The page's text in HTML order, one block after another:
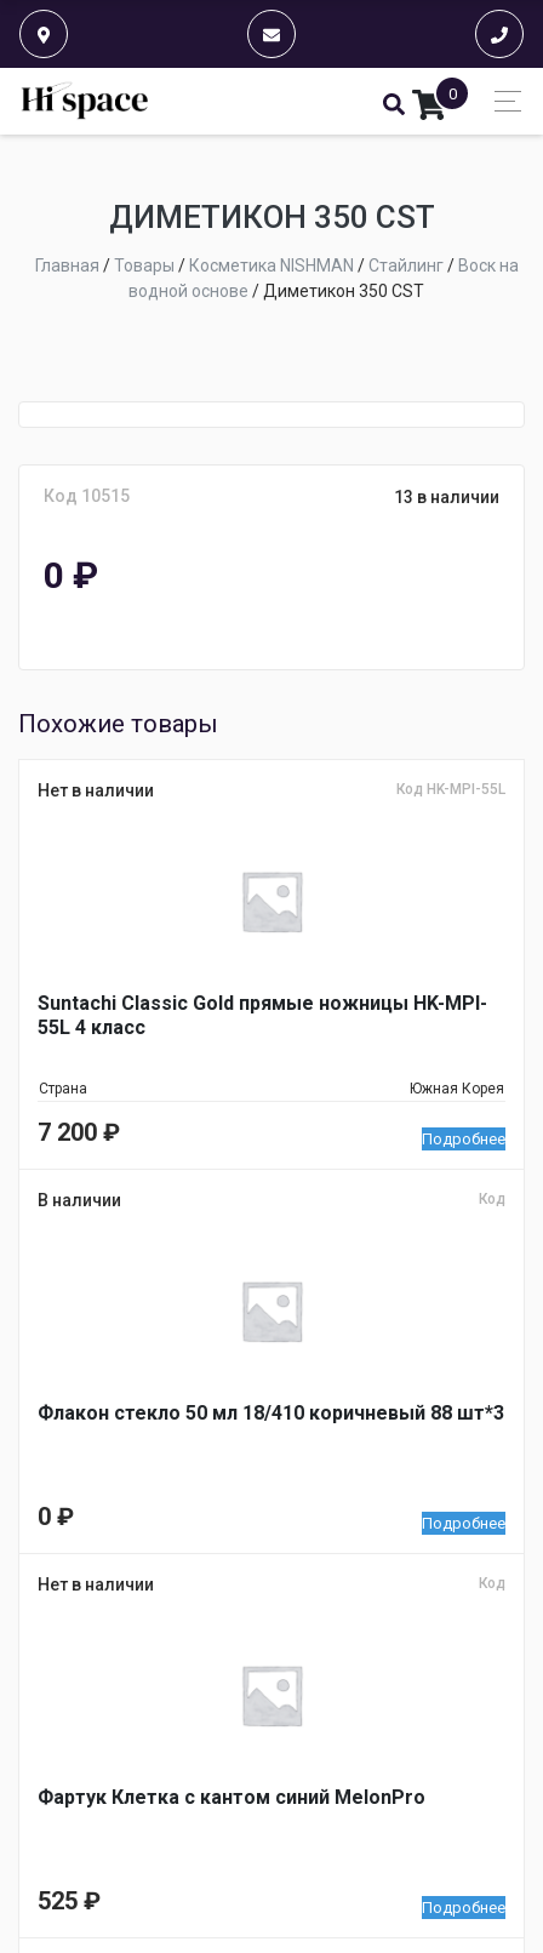
0
ДИМЕТИКОН 350 CST
Главная /Товары / Косметика NISHMAN /Стайлинг/ Воск на
водной основе / Диметикон 350 CST
Код 10515 13 в наличии
0 ₽
Похожие товары
Нет в наличии Код HK-MPI-55L
Suntachi Classic Gold прямые ножницы HK-MPI-
55L 4 класс
Страна Южная Корея
7 200 ₽ Подробнее
В наличии Код
Флакон стекло 50 мл 18/410 коричневый 88 шт*3
0 ₽ Подробнее
Нет в наличии Код
Фартук Клетка с кантом синий MelonPro
525 ₽ Подробнее